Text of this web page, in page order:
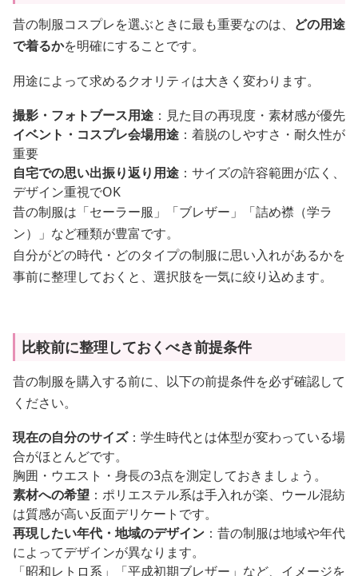
昔の制服コスプレを選ぶときに最も重要なのは、 どの用途
で着るかを明確にすることです。
用途によって求めるクオリティは大きく変わります。
撮影・フォトブース用途 ：見た目の再現度・素材感が優先
イベント・コスプレ会場用途 ：着脱のしやすさ・耐久性が
重要
自宅での思い出振り返り用途 ：サイズの許容範囲が広く、
デザイン重視でOK
昔の制服は「セーラー服」「ブレザー」「詰め襟（学ラ
ン）」など種類が豊富です。
自分がどの時代・どのタイプの制服に思い入れがあるかを
事前に整理しておくと、選択肢を一気に絞り込めます。
比較前に整理しておくべき前提条件
昔の制服を購入する前に、以下の前提条件を必ず確認して
ください。
現在の自分のサイズ：学生時代とは体型が変わっている場
合がほとんどです。
胸囲・ウエスト・身長の3点を測定しておきましょう。
素材への希望 ：ポリエステル系は手入れが楽、ウール混紡
は質感が高い反面デリケートです。
再現したい年代・地域のデザイン ：昔の制服は地域や年代
によってデザインが異なります。
「昭和レトロ系」「平成初期ブレザー」など、イメージを